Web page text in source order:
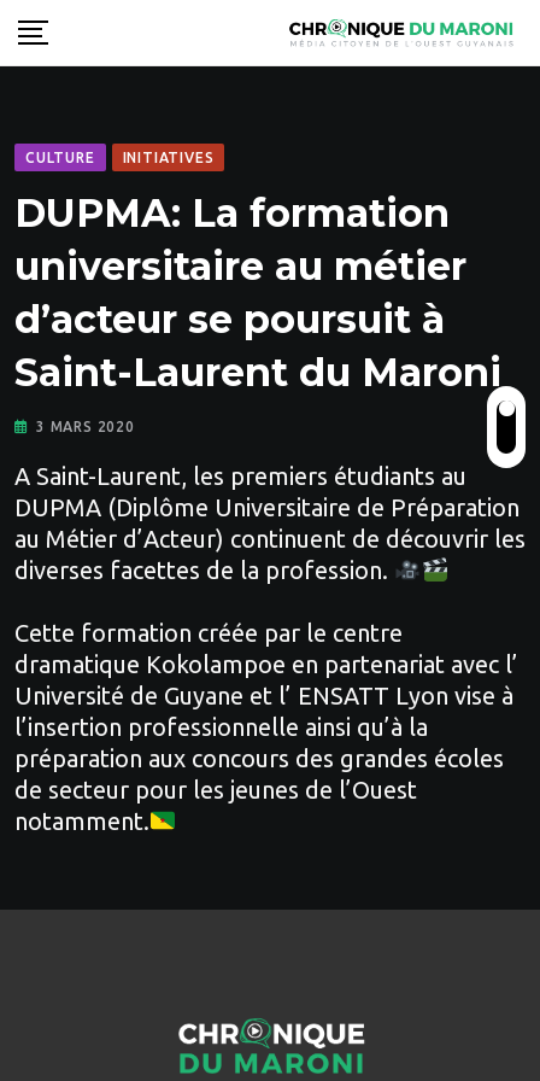
Skip
to
CULTURE INITIATIVES
DUPMA: La formation
universitaire au métier
d’acteur se poursuit à
Saint-Laurent du Maroni
3 MARS 2020
A Saint-Laurent, les premiers étudiants au
DUPMA (Diplôme Universitaire de Préparation
au Métier d’Acteur) continuent de découvrir les
diverses facettes de la profession.
Cette formation créée par le centre
dramatique Kokolampoe en partenariat avec l’
Université de Guyane et l’ ENSATT Lyon vise à
l’insertion professionnelle ainsi qu’à la
préparation aux concours des grandes écoles
de secteur pour les jeunes de l’Ouest
notamment.